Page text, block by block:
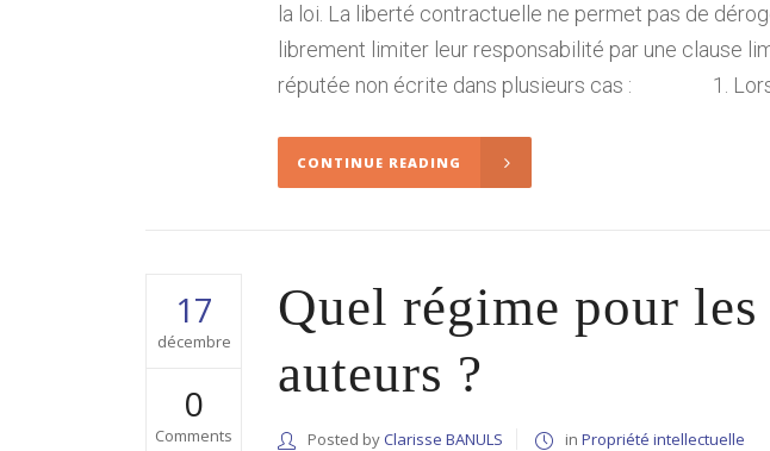
la loi. La liberté contractuelle ne permet pas de
librement limiter leur responsabilité par une clause
réputée non écrite dans plusieurs cas : 1.
CONTINUE READING
17
décembre
0
Comments
Quel régime pour
auteurs ?
Posted byClarisse BANULS in Propriété intellectuelle